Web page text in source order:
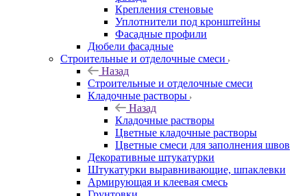
Крепления стеновые
Уплотнители под кронштейны
Фасадные профили
Дюбели фасадные
Строительные и отделочные смеси
Назад
Строительные и отделочные смеси
Кладочные растворы
Назад
Кладочные растворы
Цветные кладочные растворы
Цветные смеси для заполнения швов
Декоративные штукатурки
Штукатурки выравнивающие, шпаклевки
Армирующая и клеевая смесь